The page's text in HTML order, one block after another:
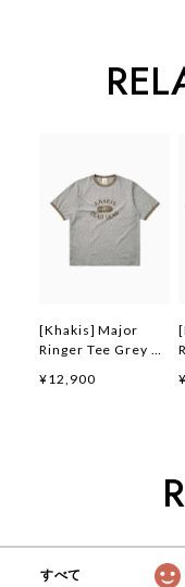
[Khakis] Major
Ringer Tee Grey 正
韓国ファッション 韓
¥12,900
すべて